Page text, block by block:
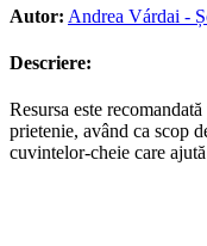
Autor: Andrea Várdai -
Descriere:
Resursa este
prietenie, având ca scop
cuvintelor-cheie care